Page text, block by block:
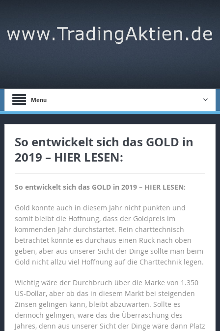
Menu
So entwickelt sich das GOLD in
2019 – HIER LESEN:
So entwickelt sich das GOLD in 2019 – HIER LESEN:
Gold konnte auch in diesem Jahr nicht punkten und
somit bleibt die Hoffnung, dass der Goldpreis im
kommenden Jahr durchstartet. Rein charttechnisch
betrachtet könnte es durchaus einen Ruck nach oben
geben, aber aus unserer Sicht der Dinge sollte man beim
Gold nicht allzu viel Hoffnung auf die Charttechnik legen.
Wichtig wäre der Durchbruch über die Marke von 1.350
US-Dollar, aber ob das in diesem Markt bei steigenden
Zinsen gelingen kann, bleibt abzuwarten. Sollte es
dennoch gelingen, wäre das die Überraschung des
Jahres, denn aus unserer Sicht der Dinge wäre dann Platz